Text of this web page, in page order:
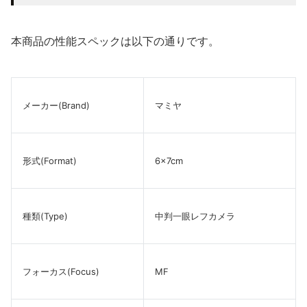
本商品の性能スペックは以下の通りです。
メーカー(Brand) マミヤ
形式(Format) 6×7cm
種類(Type) 中判一眼レフカメラ
フォーカス(Focus) MF